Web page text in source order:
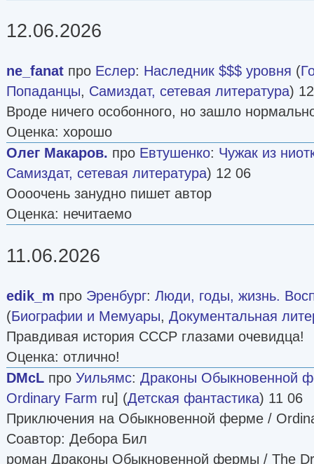
12.06.2026
ne_fanat про Еслер: Наследник $$$ уровня (
Попаданцы, Самиздат, сетевая литература)
Вроде ничего особонного, но зашло
Оценка: хорошо
Олег Макаров. про Евтушенко: Чужак из
Самиздат, сетевая литература) 12 06
Оооочень занудно пишет автор
Оценка: нечитаемо
11.06.2026
edik_m про Эренбург: Люди, годы, жизнь.
(Биографии и Мемуары, Документальная
Правдивая история СССР глазами очевидца!
Оценка: отлично!
DMcL про Уильямс: Драконы Обыкновенной
Ordinary Farm ru] (Детская фантастика) 11 06
Приключения на Обыкновенной ферме /
Соавтор: Дебора Бил
роман Драконы Обыкновенной фермы / The